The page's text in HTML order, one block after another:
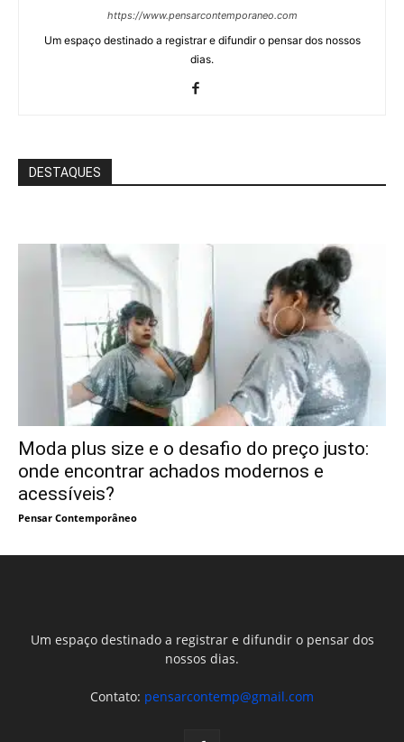
https://www.pensarcontemporaneo.com
Um espaço destinado a registrar e difundir o pensar dos nossos
dias.
DESTAQUES
Moda plus size e o desafio do preço justo:
onde encontrar achados modernos e
acessíveis?
Pensar Contemporâneo
Um espaço destinado a registrar e difundir o pensar dos
nossos dias.
Contato: pensarcontemp@gmail.com